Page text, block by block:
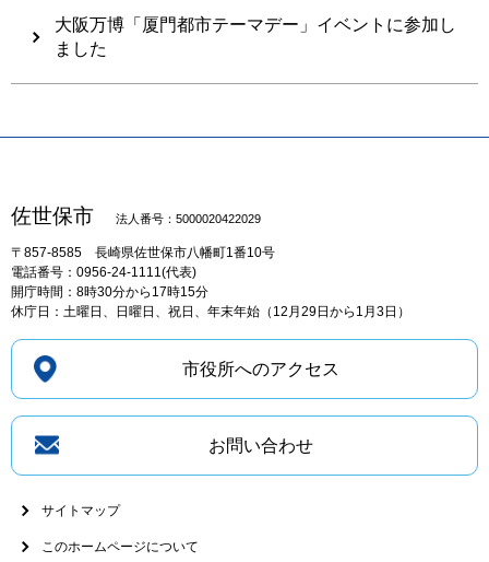
大阪万博「厦門都市テーマデー」イベントに参加し
ました
佐世保市 法人番号：5000020422029
〒857-8585 長崎県佐世保市八幡町1番10号
電話番号：0956-24-1111(代表)
開庁時間：8時30分から17時15分
休庁日：土曜日、日曜日、祝日、年末年始（12月29日から1月3日）
市役所へのアクセス
お問い合わせ
サイトマップ
このホームページについて